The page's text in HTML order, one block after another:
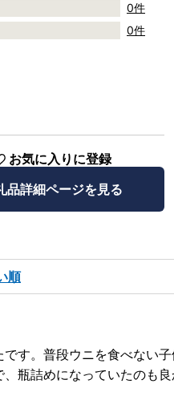
0件
0件
お気に入りに登録
品詳細ページを見る
順
す。普段ウニを食べない子
瓶詰めになっていたのも良